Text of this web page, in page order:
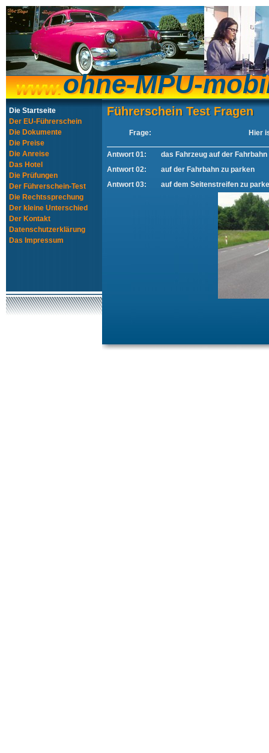
ohne-MPU-
ohne-MPU-
Die Startseite
Der EU-Führerschein
Die Dokumente
Die Preise
Die Anreise
Das Hotel
Die Prüfungen
Der Führerschein-Test
Die Rechtssprechung
Der kleine Unterschied
Der Kontakt
Datenschutzerklärung
Das Impressum
Führerschein Test Fragen
Führerschein Test Fragen
Frage: Hier
Antwort 01:
das Fahrzeug auf der
Antwort 02:
auf der Fahrbahn zu parken
Antwort 03:
auf dem Seitenstreifen zu